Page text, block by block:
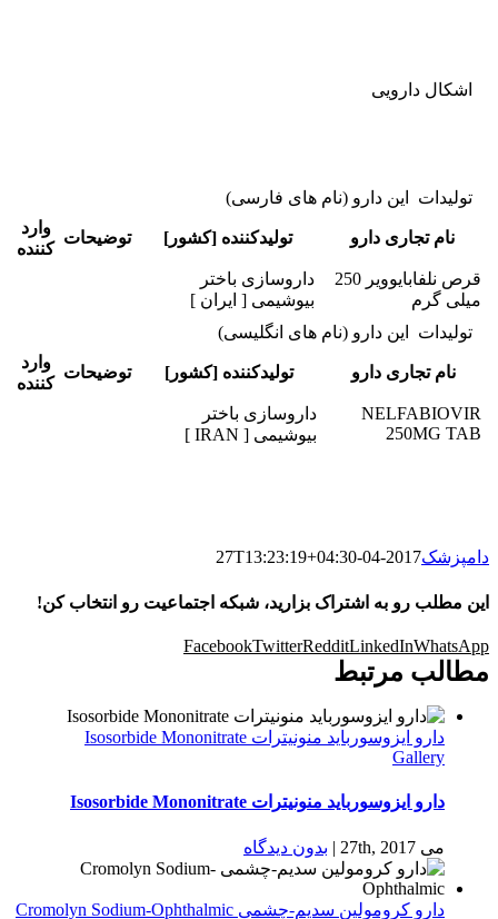
اشکال دارویی
تولیدات این دارو (نام های فارسی)
نام تجاری دارو تولیدکننده [کشور] توضیحات
وارد
کننده
قرص نلفابایوویر 250
میلی گرم
داروسازی باختر
بیوشیمی [ ایران ]
تولیدات این دارو (نام های انگلیسی)
نام تجاری دارو تولیدکننده [کشور] توضیحات
وارد
کننده
NELFABIOVIR
250MG TAB
داروسازی باختر
بیوشیمی [ IRAN ]
دامپزشک2017-04-27T13:23:19+04:30
این مطلب رو به اشتراک بزارید، شبکه اجتماعیت رو انتخاب کن!
FacebookTwitterRedditLinkedInWhatsApp
مطالب مرتبط
دارو ایزوسورباید منونیترات Isosorbide Mononitrate
Gallery
دارو ایزوسورباید منونیترات Isosorbide Mononitrate
می 27th, 2017 | بدون ديدگاه
دارو كرومولين سدیم-چشمی Cromolyn Sodium-Ophthalmic